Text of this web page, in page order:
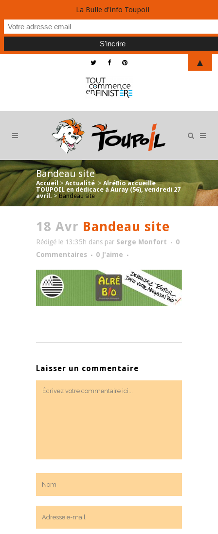
Bandeau site
Accueil > Actualité > AlréBio accueille
TOUPOIL en dédicace à Auray (56), vendredi 27
avril. > Bandeau site
18 Avr Bandeau site
Rédigé le 13:35h dans par Serge Monfort
0
Commentaires
0 J'aime
Laisser un commentaire
La Bulle d'info Toupoil
▲